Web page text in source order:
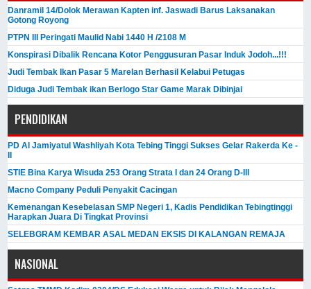
Danramil 14/Dolok Merawan Kapten inf. Jaswadi Barus Laksanakan
Gotong Royong
PTPN III Peringati Maulid Nabi 1440 H /2108 M
Konspirasi Dibalik Rencana Kotor Penggusuran Pasar Induk Jodoh...!!!
Judi Tembak Ikan Pasar 5 Marelan Berhasil Kelabui Petugas
Diduga Judi Tembak ikan Berlogo Star Game Marak Dibinjai
PENDIDIKAN
PD Al Jamiyatul Washliyah Kota Tebing Tinggi Sukses Gelar Rakerda Ke -
STIE Bina Karya Wisuda 253 Orang Strata I dan 24 Orang D-III
Macno Company Peduli Penyakit Cacingan
Kemenangan Kesebelasan SMP Negeri 1, Kadis Pendidikan Tebingtinggi
Harapkan Juara Di Tingkat Provinsi
SELEBGRAM KEMBAR ASAL MEDAN EKSIS DI KALANGAN REMAJA
NASIONAL